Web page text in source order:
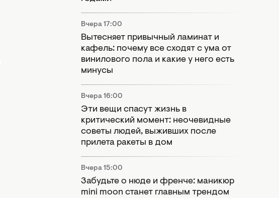
Вчера 17:00
Вытесняет привычный ламинат и
кафель: почему все сходят с ума от
винилового пола и какие у него есть
минусы
Вчера 16:00
Эти вещи спасут жизнь в
критический момент: неочевидные
советы людей, выживших после
прилета ракеты в дом
Вчера 15:00
Забудьте о нюде и френче: маникюр
mini moon станет главным трендом